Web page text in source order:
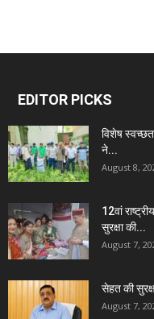
EDITOR PICKS
विशेष
ने...
August 8,
12वां
सुरक्षा की...
August 7,
सेहत की
August 7,